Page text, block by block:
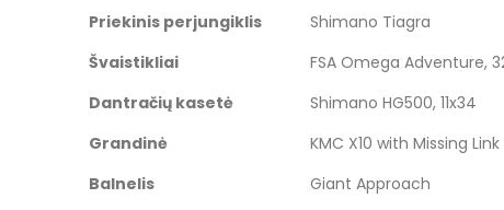
Priekinis perjungiklis
Shimano Tiagra
Švaistikliai
FSA Omega Adventure,
Dantračių kasetė
Shimano HG500, 11x34
Grandinė
KMC X10 with Missing Link
Balnelis
Giant Approach